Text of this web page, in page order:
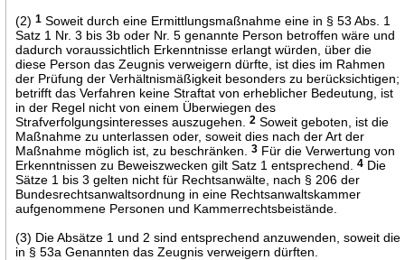
(2)1 Soweit durch eine Ermittlungsmaßnahme eine in § 53 Abs. 1
Satz 1 Nr. 3 bis 3b oder Nr. 5 genannte Person betroffen wäre und
dadurch voraussichtlich Erkenntnisse erlangt würden, über die
diese Person das Zeugnis verweigern dürfte, ist dies im Rahmen
der Prüfung der Verhältnismäßigkeit besonders zu berücksichtigen;
betrifft das Verfahren keine Straftat von erheblicher Bedeutung, ist
in der Regel nicht von einem Überwiegen des
Strafverfolgungsinteresses auszugehen.2 Soweit geboten, ist die
Maßnahme zu unterlassen oder, soweit dies nach der Art der
Maßnahme möglich ist, zu beschränken.3 Für die Verwertung von
Erkenntnissen zu Beweiszwecken gilt Satz 1 entsprechend.4 Die
Sätze 1 bis 3 gelten nicht für Rechtsanwälte, nach § 206 der
Bundesrechtsanwaltsordnung in eine Rechtsanwaltskammer
aufgenommene Personen und Kammerrechtsbeistände.
(3) Die Absätze 1 und 2 sind entsprechend anzuwenden, soweit die
in § 53a Genannten das Zeugnis verweigern dürften.